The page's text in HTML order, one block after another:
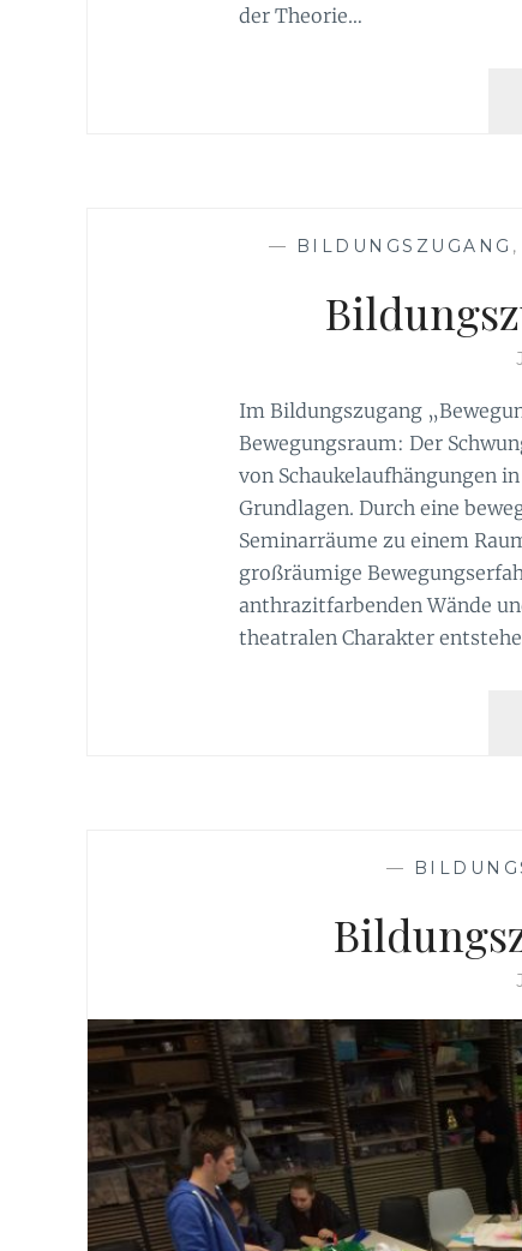
der Theorie…
— BILDUNGSZUGANG ,
Im Bildungszugang
Bewegungsraum: Der
von Schaukelaufhängungen
Grundlagen. Durch eine
Seminarräume zu einem
großräumige
anthrazitfarbenden Wände
theatralen Charakter
—